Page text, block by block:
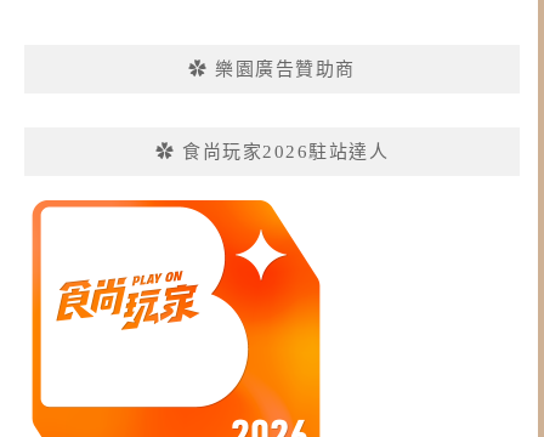
✿ 樂園廣告贊助商
✿ 食尚玩家2026駐站達人